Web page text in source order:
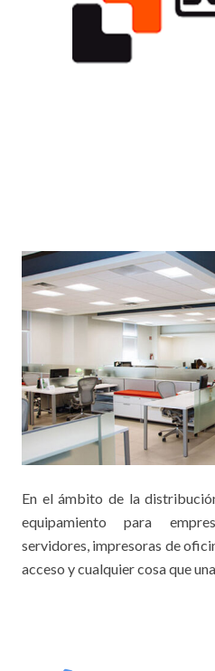
En el ámbito de la
equipamiento para
servidores, impresoras de
acceso y cualquier cosa que